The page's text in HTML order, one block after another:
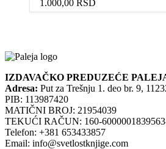
1.000,00 RSD
IZDAVAČKO PREDUZEĆE
Adresa: Put za Trešnju 1. deo br. 9,
PIB: 113987420
MATIČNI BROJ: 21954039
TEKUĆI RAČUN: 160-
Telefon: +381 653433857
Email: info@svetlostknjige.com